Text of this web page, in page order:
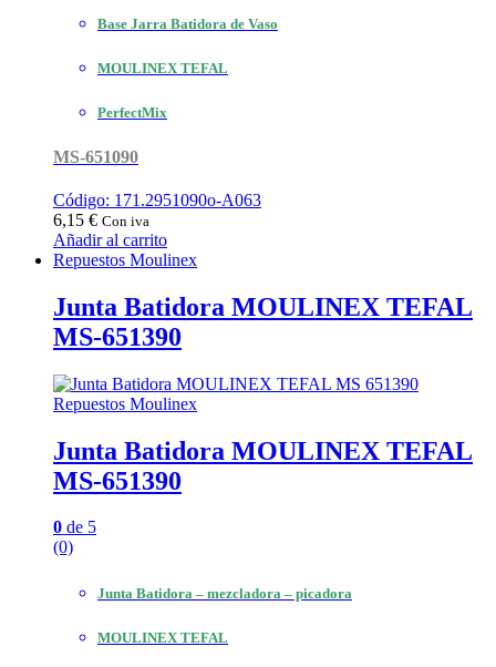
Base Jarra Batidora de Vaso
MOULINEX TEFAL
PerfectMix
MS-651090
Código: 171.2951090o-A063
6,15 € Con iva
Añadir al carrito
Repuestos Moulinex
Junta Batidora MOULINEX TEFAL
MS-651390
Repuestos Moulinex
Junta Batidora MOULINEX TEFAL
MS-651390
0 de 5
(0)
Junta Batidora – mezcladora – picadora
MOULINEX TEFAL